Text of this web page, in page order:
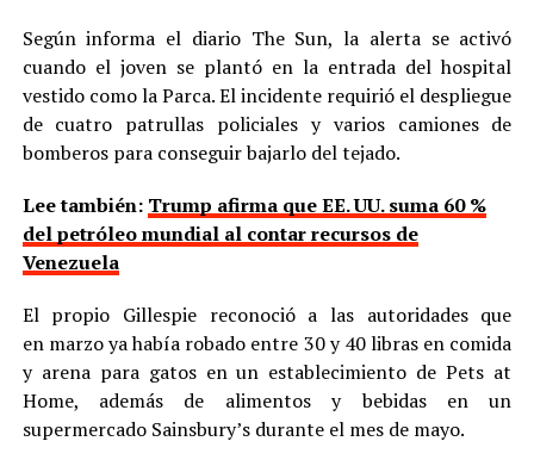
Según informa el diario The Sun, la alerta se activó
cuando el joven se plantó en la entrada del hospital
vestido como la Parca. El incidente requirió el despliegue
de cuatro patrullas policiales y varios camiones de
bomberos para conseguir bajarlo del tejado.
Lee también: Trump afirma que EE. UU. suma 60 %
del petróleo mundial al contar recursos de
Venezuela
El propio Gillespie reconoció a las autoridades que
en marzo ya había robado entre 30 y 40 libras en comida
y arena para gatos en un establecimiento de Pets at
Home, además de alimentos y bebidas en un
supermercado Sainsbury’s durante el mes de mayo.